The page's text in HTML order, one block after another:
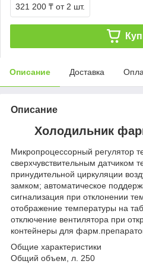
321 200 ₸ от 2 шт.
Описание Доставка
Описание
Холодильник
Микропроцессорный регулятор
сверхчувствительным датчиком
принудительной циркуляции
замком; автоматическое
сигнализация при отклонении
отображение температуры на
отключение вентилятора при
контейнеры для
Общие характеристики
Общий объем, л. 250